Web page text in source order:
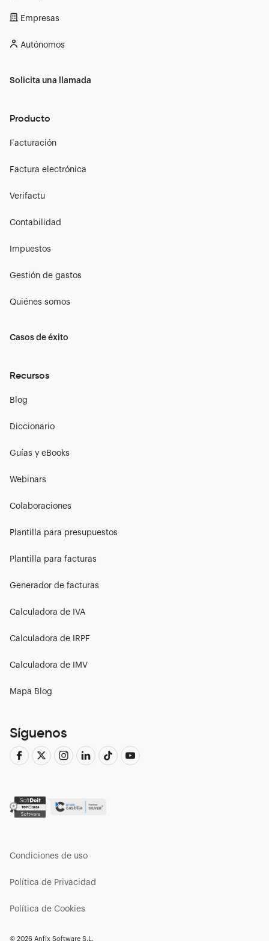
Empresas
Autónomos
Solicita una llamada
Producto
Facturación
Factura electrónica
Verifactu
Contabilidad
Impuestos
Gestión de gastos
Quiénes somos
Casos de éxito
Recursos
Blog
Diccionario
Guías y eBooks
Webinars
Colaboraciones
Plantilla para presupuestos
Plantilla para facturas
Generador de facturas
Calculadora de IVA
Calculadora de IRPF
Calculadora de IMV
Mapa Blog
Síguenos
Condiciones de uso
Política de Privacidad
Política de Cookies
© 2026 Anfix Software S.L.